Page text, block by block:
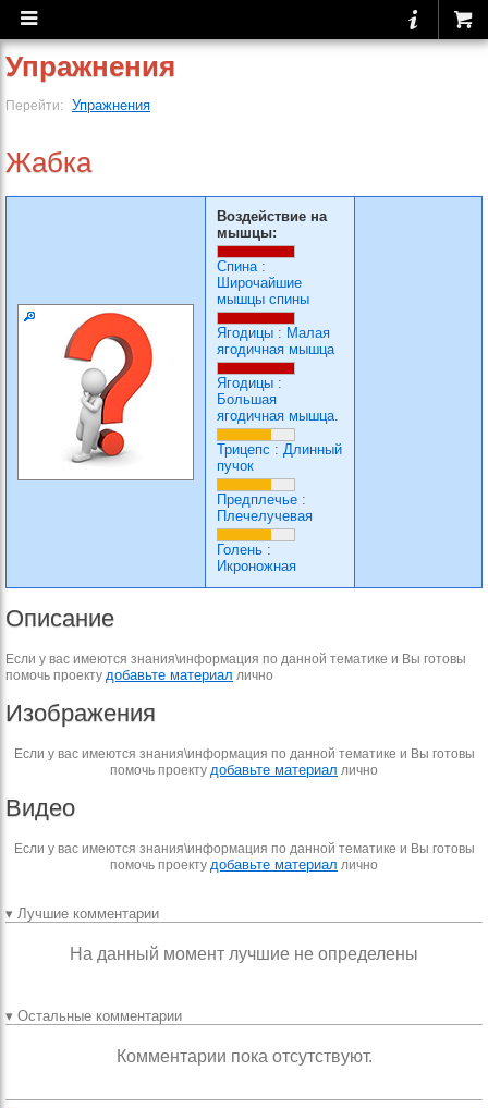
Упражнения
Перейти: Упражнения
Жабка
Воздействие на
мышцы:
Спина:
Широчайшие
мышцы спины
Ягодицы : Малая
ягодичная мышца
Ягодицы :
Большая
ягодичная мышца.
Трицепс : Длинный
пучок
Предплечье :
Плечелучевая
Голень :
Икроножная
Описание
Если у вас имеются знания\информация по данной тематике и Вы готовы
помочь проекту добавьте материал лично
Изображения
Если у вас имеются знания\информация по данной тематике и Вы готовы
помочь проекту добавьте материал лично
Видео
Если у вас имеются знания\информация по данной тематике и Вы готовы
помочь проекту добавьте материал лично
▾ Лучшие комментарии
На данный момент лучшие не определены
▾ Остальные комментарии
Комментарии пока отсутствуют.